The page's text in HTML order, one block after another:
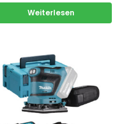
Weiterlesen